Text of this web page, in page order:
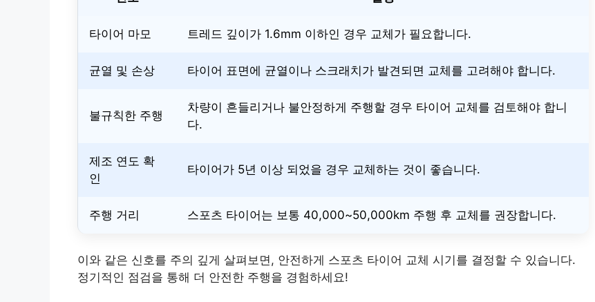
타이어 마모 트레드 깊이가 1.6mm 이하인 경우 교체가 필요합니다.
균열 및 손상 타이어 표면에 균열이나 스크래치가 발견되면 교체를 고려해야 합니다.
불규칙한 주행
차량이 흔들리거나 불안정하게 주행할 경우 타이어 교체를 검토해야 합니
다.
제조 연도 확
인
타이어가 5년 이상 되었을 경우 교체하는 것이 좋습니다.
주행 거리 스포츠 타이어는 보통 40,000~50,000km 주행 후 교체를 권장합니다.
이와 같은 신호를 주의 깊게 살펴보면, 안전하게 스포츠 타이어 교체 시기를 결정할 수 있습니다.
정기적인 점검을 통해 더 안전한 주행을 경험하세요!